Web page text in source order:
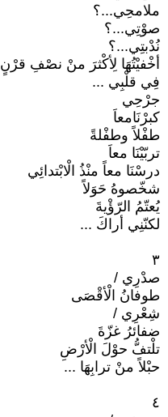
ملامحِي...؟
صوْتِي...؟
نُدْبتِي...؟
أخْفيْتُهَا لِأكْثرَ منْ نصْفِ قرْنٍ
فِي قلْبِي ...
جرْحِي
كبرْنَامعاَ
طفْلاً وطفْلةً
تربّيْنَا معاَ
درسْنَا معاً منْذُ الْابْتدائِي
شخّصوهُ حَوَلاً
يُعتّمُ الرّؤْيةَ
لكنّنِي أراكَ ...
٣
صدْرِي /
طوفانُ الْأقْصَى
شِعْرِي /
ضفائرُ غزّةَ
تلْتفُّ حوْلَ الْأرْضِ
حبْلاً منْ ترابِهَا ...
٤